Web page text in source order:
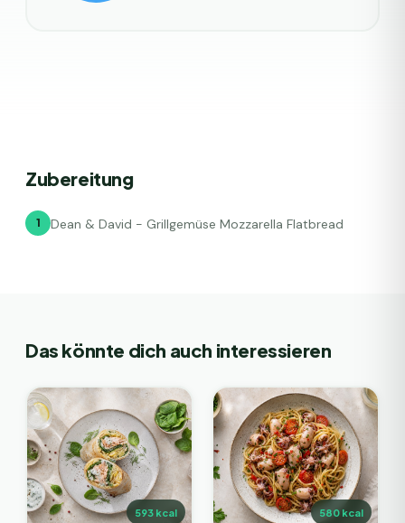
Zubereitung
1 Dean & David - Grillgemüse Mozzarella Flatbread
Das könnte dich auch interessieren
593kcal 580kcal